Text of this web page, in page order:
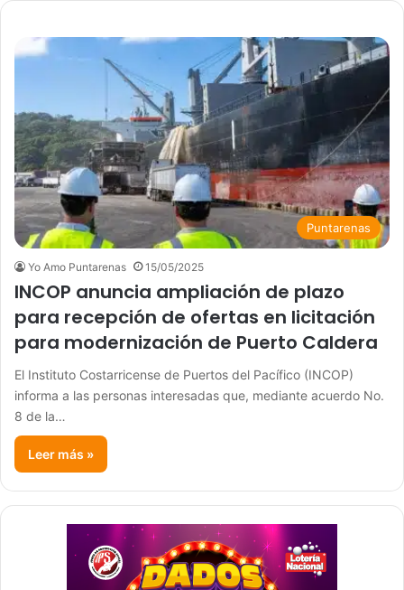
Puntarenas
Yo Amo Puntarenas 15/05/2025
INCOP anuncia ampliación de plazo
para recepción de ofertas en licitación
para modernización de Puerto Caldera
El Instituto Costarricense de Puertos del Pacífico (INCOP)
informa a las personas interesadas que, mediante acuerdo No.
8 de la…
Leer más »